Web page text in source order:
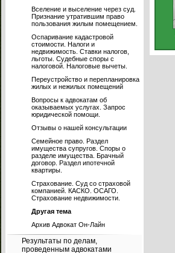
Вселение и выселение через суд.
Признание утратившим право
пользования жилым помещением.
Оспаривание кадастровой
стоимости. Налоги и
недвижимость. Ставки налогов,
льготы. Судебные споры с
налоговой. Налоговые вычеты.
Переустройство и перепланировка
жилых и нежилых помещений
Вопросы к адвокатам об
оказываемых услугах. Запрос
юридической помощи.
Отзывы о нашей консультации
Семейное право. Раздел
имущества супругов. Споры о
разделе имущества. Брачный
договор. Раздел ипотечной
квартиры.
Страхование. Суд со страховой
компанией. КАСКО. ОСАГО.
Страхование недвижимости.
Другая тема
Архив Адвокат Он-Лайн
Результаты по делам,
проведенным адвокатами